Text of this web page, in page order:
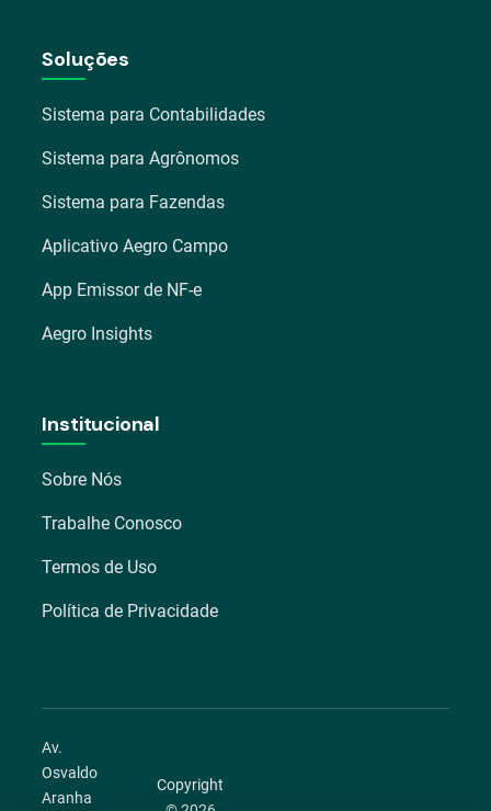
Soluções
Sistema para Contabilidades
Sistema para Agrônomos
Sistema para Fazendas
Aplicativo Aegro Campo
App Emissor de NF-e
Aegro Insights
Institucional
Sobre Nós
Trabalhe Conosco
Termos de Uso
Política de Privacidade
Av.
Osvaldo
Aranha
Copyright